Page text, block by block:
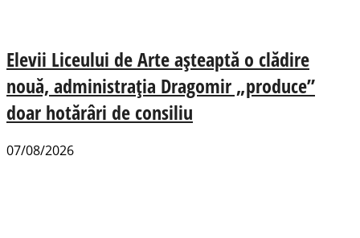
Elevii Liceului de Arte așteaptă o clădire
nouă, administrația Dragomir „produce”
doar hotărâri de consiliu
07/08/2026